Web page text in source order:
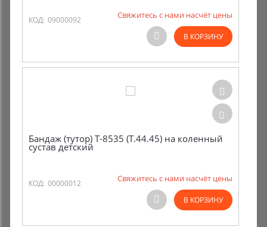
КОД: 09000092 Свяжитесь с нами насчёт цены
В КОРЗИНУ
Бандаж (тутор) Т-8535 (Т.44.45) на коленный
сустав детский
КОД: 00000012 Свяжитесь с нами насчёт цены
В КОРЗИНУ